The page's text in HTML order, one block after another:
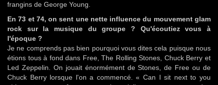
frangins de George Young.
En 73 et 74, on sent une nette influence du mouvement glam
rock sur la musique du groupe ? Qu'écoutiez vous à
l'époque ?
Je ne comprends pas bien pourquoi vous dites cela puisque nous
étions tous à fond dans Free, The Rolling Stones, Chuck Berry et
Led Zeppelin. On jouait énormément de Stones, de Free ou de
Chuck Berry lorsque l'on a commencé. « Can I sit next to you